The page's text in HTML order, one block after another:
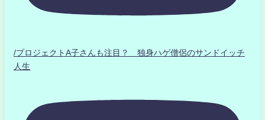
/プロジェクトA子さんも注目？ 独身ハゲ僧侶のサンドイッチ
人生